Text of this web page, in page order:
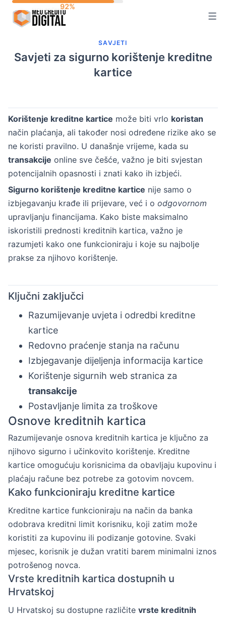
SAVJETI
Savjeti za sigurno korištenje kreditne
kartice
Korištenje kreditne kartice može biti vrlo koristan
način plaćanja, ali također nosi određene rizike ako se
ne koristi pravilno. U današnje vrijeme, kada su
transakcije online sve češće, važno je biti svjestan
potencijalnih opasnosti i znati kako ih izbjeći.
Sigurno korištenje kreditne kartice nije samo o
izbjegavanju krađe ili prijevare, već i o odgovornom
upravljanju financijama. Kako biste maksimalno
iskoristili prednosti kreditnih kartica, važno je
razumjeti kako one funkcioniraju i koje su najbolje
prakse za njihovo korištenje.
Ključni zaključci
Razumijevanje uvjeta i odredbi kreditne
kartice
Redovno praćenje stanja na računu
Izbjegavanje dijeljenja informacija kartice
Korištenje sigurnih web stranica za
transakcije
Postavljanje limita za troškove
Osnove kreditnih kartica
Razumijevanje osnova kreditnih kartica je ključno za
njihovo sigurno i učinkovito korištenje. Kreditne
kartice omogućuju korisnicima da obavljaju kupovinu i
plaćaju račune bez potrebe za gotovim novcem.
Kako funkcioniraju kreditne kartice
Kreditne kartice funkcioniraju na način da banka
odobrava kreditni limit korisniku, koji zatim može
koristiti za kupovinu ili podizanje gotovine. Svaki
mjesec, korisnik je dužan vratiti barem minimalni iznos
potrošenog novca.
Vrste kreditnih kartica dostupnih u
Hrvatskoj
U Hrvatskoj su dostupne različite vrste kreditnih